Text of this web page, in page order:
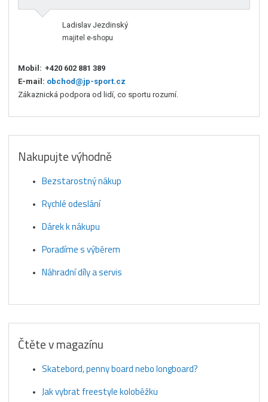
Ladislav Jezdinský
majitel e-shopu
Mobil: +420 602 881 389
E-mail: obchod@jp-sport.cz
Zákaznická podpora od lidí, co sportu rozumí.
Nakupujte výhodně
Bezstarostný nákup
Rychlé odeslání
Dárek k nákupu
Poradíme s výběrem
Náhradní díly a servis
Čtěte v magazínu
Skatebord, penny board nebo longboard?
Jak vybrat freestyle koloběžku